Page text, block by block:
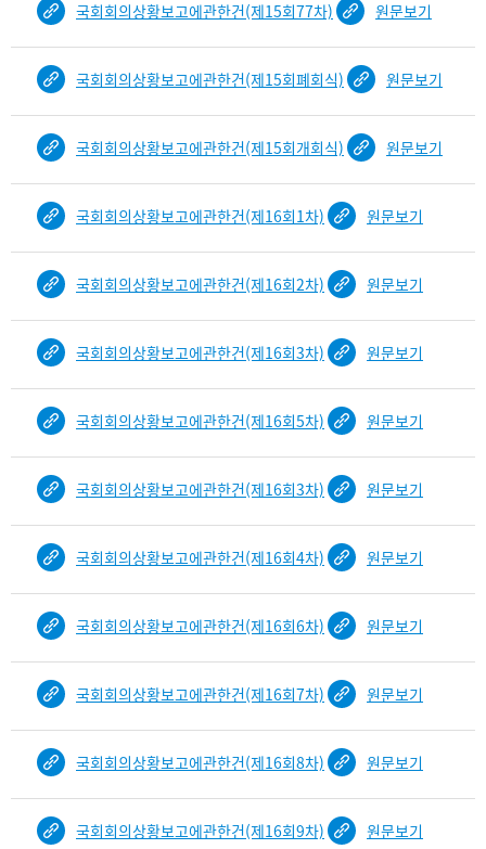
국회회의상황보고에관한건(제15회77차) 원문보기
국회회의상황보고에관한건(제15회폐회식) 원문보기
국회회의상황보고에관한건(제15회개회식) 원문보기
국회회의상황보고에관한건(제16회1차) 원문보기
국회회의상황보고에관한건(제16회2차) 원문보기
국회회의상황보고에관한건(제16회3차) 원문보기
국회회의상황보고에관한건(제16회5차) 원문보기
국회회의상황보고에관한건(제16회3차) 원문보기
국회회의상황보고에관한건(제16회4차) 원문보기
국회회의상황보고에관한건(제16회6차) 원문보기
국회회의상황보고에관한건(제16회7차) 원문보기
국회회의상황보고에관한건(제16회8차) 원문보기
국회회의상황보고에관한건(제16회9차) 원문보기